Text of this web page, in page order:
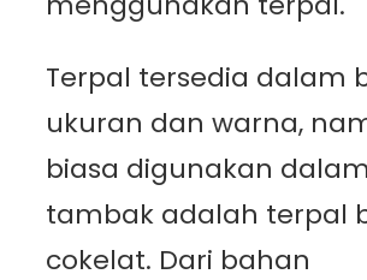
Terpal tersedia dalam
ukuran dan warna,
biasa digunakan
tambak adalah terpal
cokelat. Dari bahan